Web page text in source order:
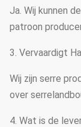
Ja. Wij kunnen
patroon
3. Vervaardigt
Wij zijn serre
over
4. Wat is de